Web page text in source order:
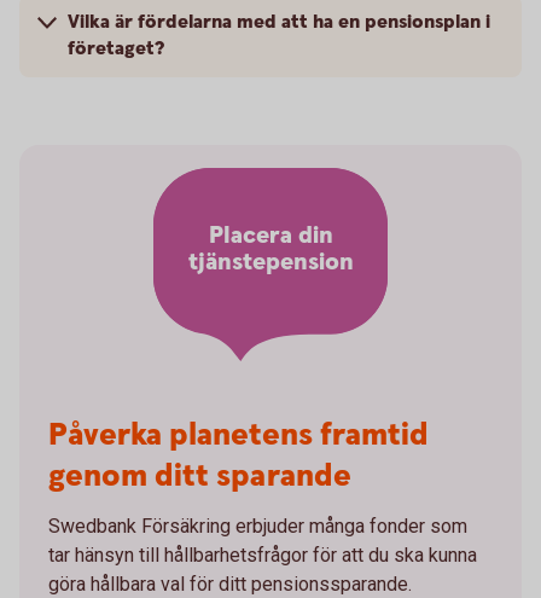
Vilka är fördelarna med att ha en pensionsplan i
företaget?
Påverka planetens framtid
genom ditt sparande
Swedbank Försäkring erbjuder många fonder som
tar hänsyn till hållbarhetsfrågor för att du ska kunna
göra hållbara val för ditt pensionssparande.
Placera din
tjänstepension